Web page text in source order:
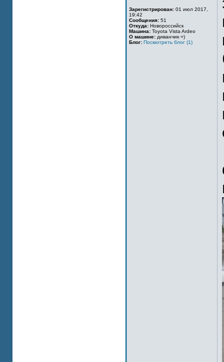
Зарегистрирован: 01 июл 2017,
19:42
Сообщения: 51
Откуда: Новороссийск
Машина: Toyota Vista Ardeo
О машине: диванчик =)
Блог: Посмотреть блог (1)